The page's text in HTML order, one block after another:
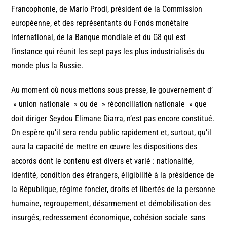
Francophonie, de Mario Prodi, président de la Commission
européenne, et des représentants du Fonds monétaire
international, de la Banque mondiale et du G8 qui est
l’instance qui réunit les sept pays les plus industrialisés du
monde plus la Russie.
Au moment où nous mettons sous presse, le gouvernement d’
» union nationale » ou de » réconciliation nationale » que
doit diriger Seydou Elimane Diarra, n’est pas encore constitué.
On espère qu’il sera rendu public rapidement et, surtout, qu’il
aura la capacité de mettre en œuvre les dispositions des
accords dont le contenu est divers et varié : nationalité,
identité, condition des étrangers, éligibilité à la présidence de
la République, régime foncier, droits et libertés de la personne
humaine, regroupement, désarmement et démobilisation des
insurgés, redressement économique, cohésion sociale sans